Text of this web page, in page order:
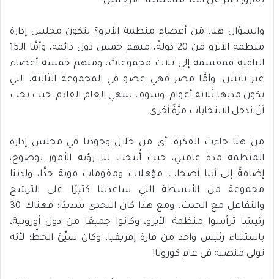
والسؤال هنا: مَن أعضاء منظمة الأيزو؟ يتكون مجلس إدارة
منظمة الأيزو من 20 دولةً، منهم خمس دول دائمة، وأمَّا الـ15
الباقية فمقسمة إلى ثلاث مجموعات، ومنهم خمسة أعضاء
غير ثابتين، وأمَّا مصر فهي عضو في المجموعة الثالثة، التي
تكون مدتها ثلاثة أعوام، وسوف تنتهي العام القادم، حيث يجب
أنْ ندخل الانتخابات مرَّةً أخرى.
مِن هنا جاءت الفكرة، أي من خلال وجودنا في مجلس إدارة
المنظمة مدةَ عامينِ، حيث أُتيحت لنا رؤية الأمور بوضوح،
إضافةً إلى أننا أصحاب مؤهلات ومقومات قوية جدًّا، ولدينا
مجموعة من الأنشطة التي ساعدتنا كثيرًا على الترشح
والتفاعل مع الحدث. ومع هذا كان التحدي شديدًا؛ فهناك 30
رئيسًا ترأسوا منظمة الأيزو، وكانوا جميعًا من دول أوروبية،
باستثناء رئيس واحد من قارة إفريقيا، وكان سيِّئَ الحظِّ؛ لأنه
تولى منصبه في عام كورونا!